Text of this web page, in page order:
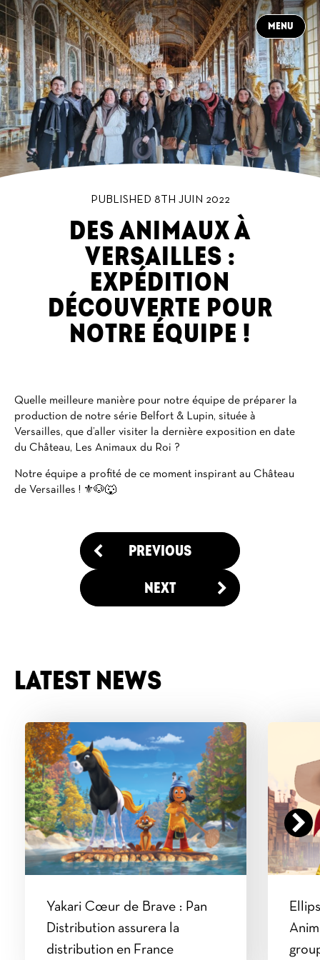
MENU
CLOSE
À PROPOS
CONTACT
NEWS
PRODUCTIONS
DANS LES COULISSESCARRIÈRES
PUBLISHED 8TH JUIN 2022
DES ANIMAUX À
VERSAILLES :
EXPÉDITION
DÉCOUVERTE POUR
NOTRE ÉQUIPE !
Quelle meilleure manière pour notre équipe de préparer la
production de notre série Belfort & Lupin, située à
Versailles, que d’aller visiter la dernière exposition en date
du Château, Les Animaux du Roi ?
Notre équipe a profité de ce moment inspirant au Château
de Versailles ! ⚜️🐶🐺
PREVIOUS
NEXT
LATEST NEWS
Yakari Cœur de Brave : Pan
Distribution assurera la
distribution en France